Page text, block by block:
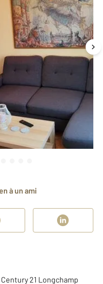
à un ami
21 Longchamp